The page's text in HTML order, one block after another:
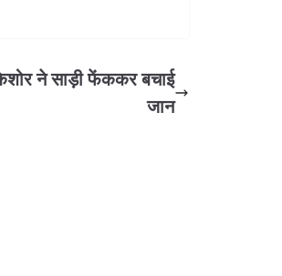
ने साड़ी फेंककर बचाई
जान